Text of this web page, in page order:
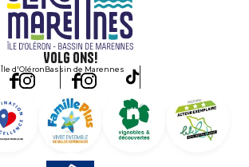
Volg ons!
Île d'OléronBassin de Marennes